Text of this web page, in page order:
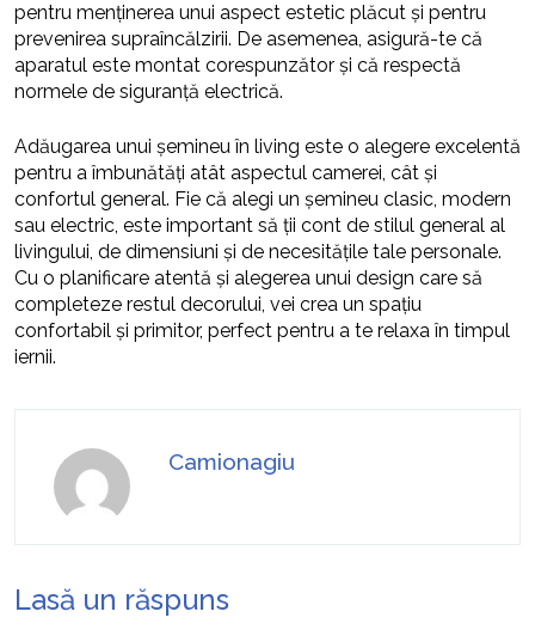
pentru menținerea unui aspect estetic plăcut și pentru
prevenirea supraîncălzirii. De asemenea, asigură-te că
aparatul este montat corespunzător și că respectă
normele de siguranță electrică.
Adăugarea unui șemineu în living este o alegere excelentă
pentru a îmbunătăți atât aspectul camerei, cât și
confortul general. Fie că alegi un șemineu clasic, modern
sau electric, este important să ții cont de stilul general al
livingului, de dimensiuni și de necesitățile tale personale.
Cu o planificare atentă și alegerea unui design care să
completeze restul decorului, vei crea un spațiu
confortabil și primitor, perfect pentru a te relaxa în timpul
iernii.
Camionagiu
Lasă un răspuns